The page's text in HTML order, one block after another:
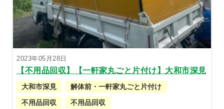
2023年05月28日
【不用品回収】【一軒家丸ごと片付け】大和市深見
大和市深見
解体前・一軒家丸ごと片付け
不用品回収
不用品回収